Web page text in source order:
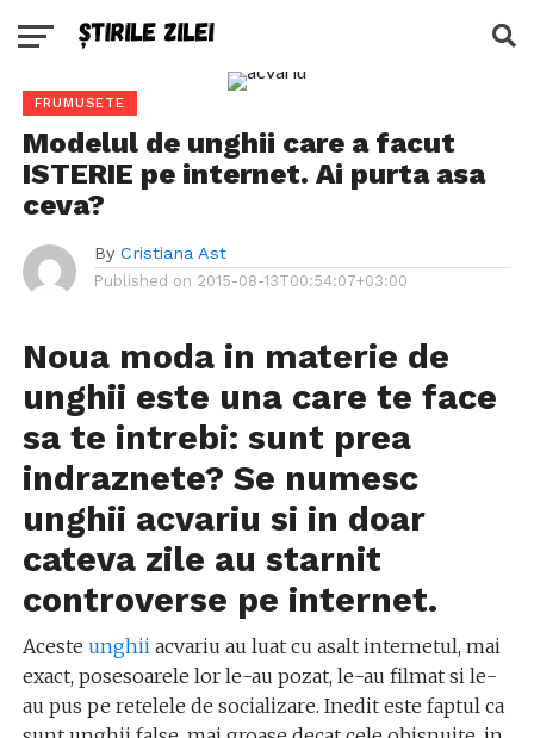
FRUMUSETE
Modelul de unghii care a facut
ISTERIE pe internet. Ai purta asa
ceva?
By Cristiana Ast
Published on 2015-08-13T00:54:07+03:00
Noua moda in materie de
unghii este una care te face
sa te intrebi: sunt prea
indraznete? Se numesc
unghii acvariu si in doar
cateva zile au starnit
controverse pe internet.
Aceste unghii acvariu au luat cu asalt internetul, mai
exact, posesoarele lor le-au pozat, le-au filmat si le-
au pus pe retelele de socializare. Inedit este faptul ca